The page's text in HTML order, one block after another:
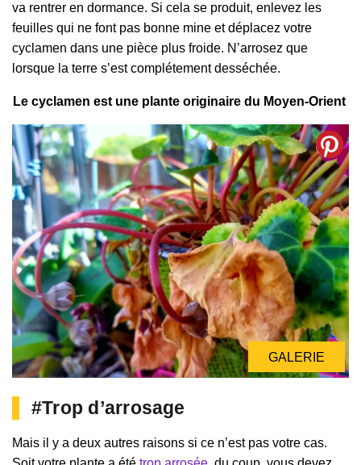
va rentrer en dormance. Si cela se produit, enlevez les
feuilles qui ne font pas bonne mine et déplacez votre
cyclamen dans une pièce plus froide. N’arrosez que
lorsque la terre s’est complétement desséchée.
Le cyclamen est une plante originaire du Moyen-Orient
GALERIE
GALERIE
#Trop d’arrosage
Mais il y a deux autres raisons si ce n’est pas votre cas.